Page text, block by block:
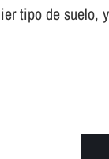
tipo de suelo,